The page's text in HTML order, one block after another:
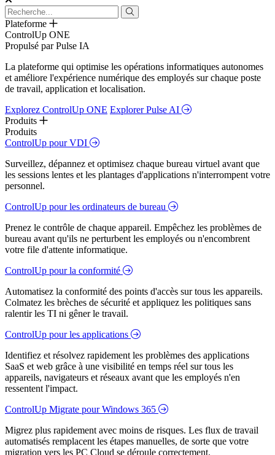
Plateforme
ControlUp ONE
Propulsé par Pulse IA
La plateforme qui optimise les opérations informatiques autonomes
et améliore l'expérience numérique des employés sur chaque poste
de travail, application et localisation.
Explorez ControlUp ONE Explorer Pulse AI
Produits
Produits
ControlUp pour VDI
Surveillez, dépannez et optimisez chaque bureau virtuel avant que
les sessions lentes et les plantages d'applications n'interrompent votre
personnel.
ControlUp pour les ordinateurs de bureau
Prenez le contrôle de chaque appareil. Empêchez les problèmes de
bureau avant qu'ils ne perturbent les employés ou n'encombrent
votre file d'attente informatique.
ControlUp pour la conformité
Automatisez la conformité des points d'accès sur tous les appareils.
Colmatez les brèches de sécurité et appliquez les politiques sans
ralentir les TI ni gêner le travail.
ControlUp pour les applications
Identifiez et résolvez rapidement les problèmes des applications
SaaS et web grâce à une visibilité en temps réel sur tous les
appareils, navigateurs et réseaux avant que les employés n'en
ressentent l'impact.
ControlUp Migrate pour Windows 365
Migrez plus rapidement avec moins de risques. Les flux de travail
automatisés remplacent les étapes manuelles, de sorte que votre
migration vers les PC Cloud se déroule correctement.